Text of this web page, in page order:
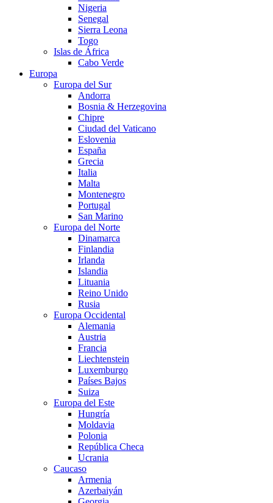
Nigeria
Senegal
Sierra Leona
Togo
Islas de África
Cabo Verde
Europa
Europa del Sur
Andorra
Bosnia & Herzegovina
Chipre
Ciudad del Vaticano
Eslovenia
España
Grecia
Italia
Malta
Montenegro
Portugal
San Marino
Europa del Norte
Dinamarca
Finlandia
Irlanda
Islandia
Lituania
Reino Unido
Rusia
Europa Occidental
Alemania
Austria
Francia
Liechtenstein
Luxemburgo
Países Bajos
Suiza
Europa del Este
Hungría
Moldavia
Polonia
República Checa
Ucrania
Caucaso
Armenia
Azerbaiyán